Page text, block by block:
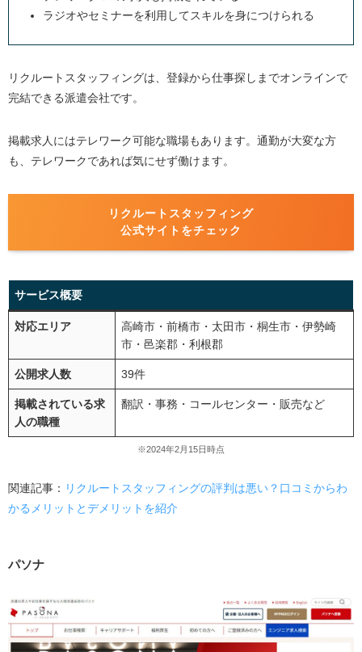
ラジオやセミナーを利用してスキルを身につけられる
リクルートスタッフィングは、登録から仕事探しまでオンラインで
完結できる派遣会社です。
掲載求人にはテレワーク可能な職場もあります。通勤が大変な方
も、テレワークであれば気にせず働けます。
リクルートスタッフィング
公式サイトをチェック
サービス概要
対応エリア
高崎市・前橋市・太田市・桐生市・伊勢崎
市・邑楽郡・利根郡
公開求人数 39件
掲載されている求
人の職種
翻訳・事務・コールセンター・販売など
※2024年2月15日時点
関連記事： リクルートスタッフィングの評判は悪い？口コミからわ
かるメリットとデメリットを紹介
パソナ